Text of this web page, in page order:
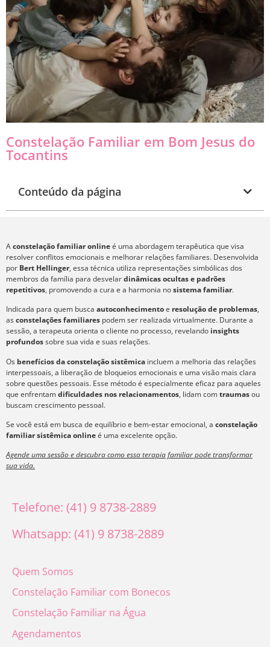
Constelação Familiar em Bom Jesus do
Tocantins
Conteúdo da página
Aconstelação familiar onlineé uma abordagem terapêutica que visa
resolver conflitos emocionais e melhorar relações familiares. Desenvolvida
por Bert Hellinger, essa técnica utiliza representações simbólicas dos
membros da família para desvelardinâmicas ocultas e padrões
repetitivos, promovendo a cura e a harmonia nosistema familiar.
Indicada para quem busca autoconhecimentoe resolução de problemas,
asconstelações familiares podem ser realizada virtualmente. Durante a
sessão, a terapeuta orienta o cliente no processo, revelando insights
profundossobre sua vida e suas relações.
Os benefícios da constelação sistêmica incluem a melhoria das relações
interpessoais, a liberação de bloqueios emocionais e uma visão mais clara
sobre questões pessoais. Esse método é especialmente eficaz para aqueles
que enfrentamdificuldades nos relacionamentos, lidam comtraumasou
buscam crescimento pessoal.
Se você está em busca de equilíbrio e bem-estar emocional, a constelação
familiar sistêmica onlineé uma excelente opção.
Agende uma sessão e descubra como essa terapia familiar pode transformar
sua vida.
Telefone: (41) 9 8738-2889
Whatsapp: (41) 9 8738-2889
Quem Somos
Constelação Familiar com Bonecos
Constelação Familiar na Água
Agendamentos